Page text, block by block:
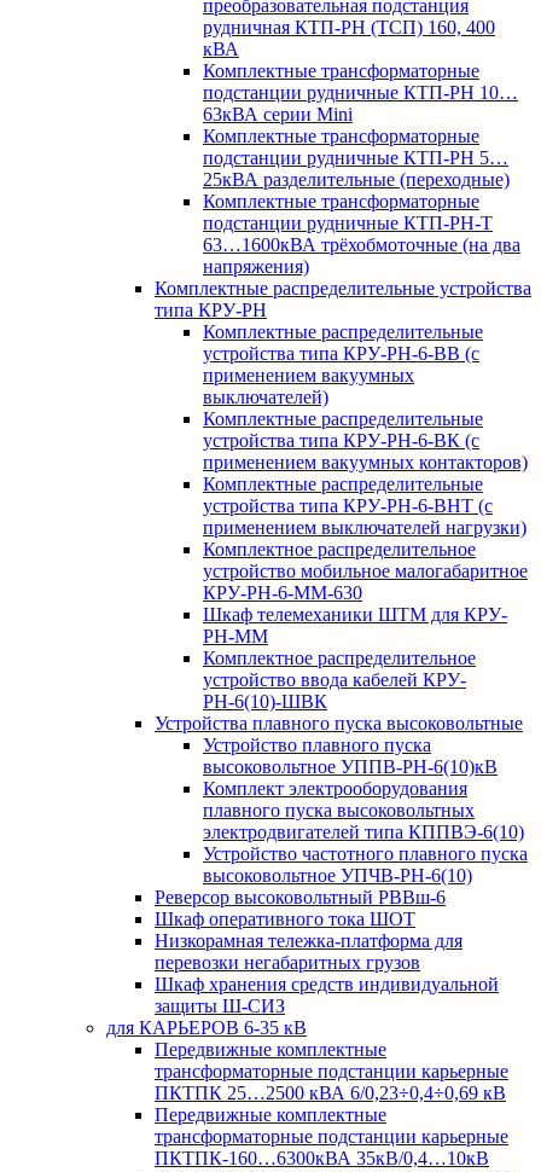
преобразовательная подстанция
рудничная КТП-РН (ТСП) 160, 400
кВА
Комплектные трансформаторные
подстанции рудничные КТП-РН 10…
63кВА серии Mini
Комплектные трансформаторные
подстанции рудничные КТП-РН 5…
25кВА разделительные (переходные)
Комплектные трансформаторные
подстанции рудничные КТП-РН-Т
63…1600кВА трёхобмоточные (на два
напряжения)
Комплектные распределительные устройства
типа КРУ-РН
Комплектные распределительные
устройства типа КРУ-РН-6-ВВ (с
применением вакуумных
выключателей)
Комплектные распределительные
устройства типа КРУ-РН-6-ВК (с
применением вакуумных контакторов)
Комплектные распределительные
устройства типа КРУ-РН-6-ВНТ (с
применением выключателей нагрузки)
Комплектное распределительное
устройство мобильное малогабаритное
КРУ-РН-6-ММ-630
Шкаф телемеханики ШТМ для КРУ-
РН-ММ
Комплектное распределительное
устройство ввода кабелей КРУ-
РН-6(10)-ШВК
Устройства плавного пуска высоковольтные
Устройство плавного пуска
высоковольтное УППВ-РН-6(10)кВ
Комплект электрооборудования
плавного пуска высоковольтных
электродвигателей типа КППВЭ-6(10)
Устройство частотного плавного пуска
высоковольтное УПЧВ-РН-6(10)
Реверсор высоковольтный РВВш-6
Шкаф оперативного тока ШОТ
Низкорамная тележка-платформа для
перевозки негабаритных грузов
Шкаф хранения средств индивидуальной
защиты Ш-СИЗ
для КАРЬЕРОВ 6-35 кВ
Передвижные комплектные
трансформаторные подстанции карьерные
ПКТПК 25…2500 кВА 6/0,23÷0,4÷0,69 кВ
Передвижные комплектные
трансформаторные подстанции карьерные
ПКТПК-160…6300кВА 35кВ/0,4…10кВ